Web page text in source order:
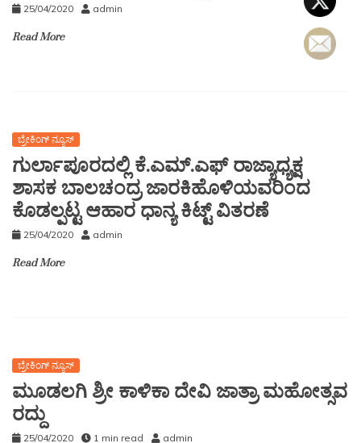
25/04/2020 admin
Read More
ಬ್ರೇಕಿಂಗ್ ನ್ಯೂಸ್
ಗುರ್ಲಾಪೂರದಲ್ಲಿ ಕೆ.ಎಮ್.ಎಫ್ ರಾಜ್ಯಾಧ್ಯಕ್ಷ
ಶಾಸಕ ಬಾಲಚಂದ್ರ ಜಾರಕಿಹೊಳಿಯವರಿಂದ
ಕೊಡಲ್ಪಟ್ಟ ಆಹಾರ ಧಾನ್ಯ ಕಿಟ್ಟ್ ವಿತರಣೆ
25/04/2020 admin
Read More
ಬ್ರೇಕಿಂಗ್ ನ್ಯೂಸ್
ಮೂಡಲಗಿ ಶ್ರೀ ಕಾಳಿಕಾ ದೇವಿ ಜಾತ್ರಾ ಮಹೋತ್ಸವ
ರದ್ದು
25/04/2020 1 min read admin